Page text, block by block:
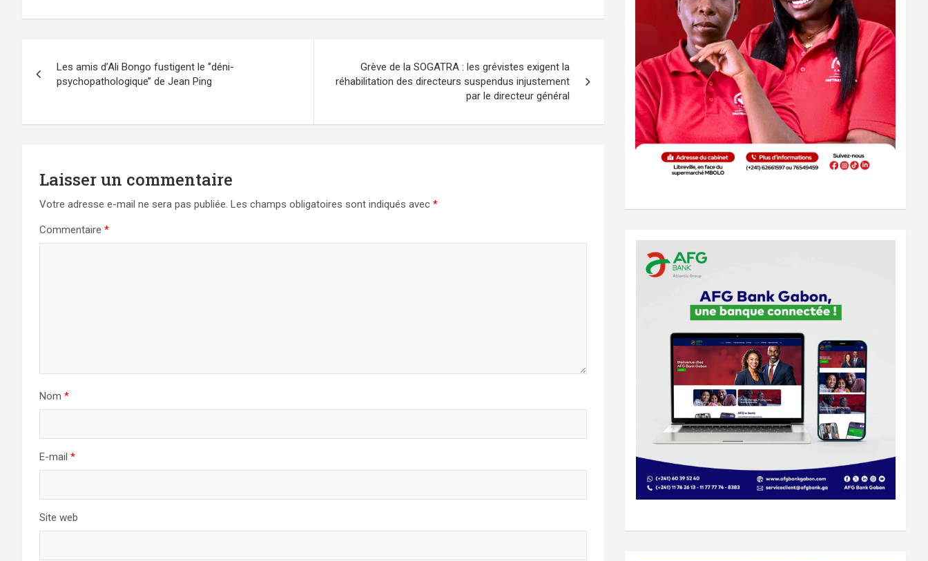
de
Les amis d’Ali Bongo fustigent le ‘’déni-
psychopathologique’’ de Jean Ping
Grève de la SOGATRA : les grévistes exigent la
réhabilitation des directeurs suspendus injustement
par le directeur général
Laisser un commentaire
Votre adresse e-mail ne sera pas publiée. Les champs obligatoires sont indiqués avec *
Commentaire *
Nom *
E-mail *
Site web